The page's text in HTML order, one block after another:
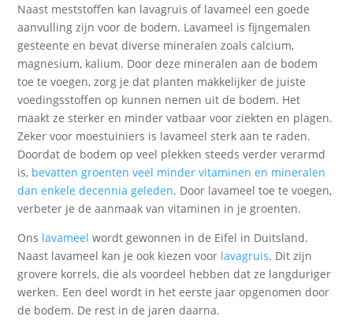
Naast meststoffen kan lavagruis of lavameel een goede
aanvulling zijn voor de bodem. Lavameel is fijngemalen
gesteente en bevat diverse mineralen zoals calcium,
magnesium, kalium. Door deze mineralen aan de bodem
toe te voegen, zorg je dat planten makkelijker de juiste
voedingsstoffen op kunnen nemen uit de bodem. Het
maakt ze sterker en minder vatbaar voor ziekten en plagen.
Zeker voor moestuiniers is lavameel sterk aan te raden.
Doordat de bodem op veel plekken steeds verder verarmd
is, bevatten groenten veel minder vitaminen en mineralen
dan enkele decennia geleden. Door lavameel toe te voegen,
verbeter je de aanmaak van vitaminen in je groenten.
Ons lavameel wordt gewonnen in de Eifel in Duitsland.
Naast lavameel kan je ook kiezen voor lavagruis. Dit zijn
grovere korrels, die als voordeel hebben dat ze langduriger
werken. Een deel wordt in het eerste jaar opgenomen door
de bodem. De rest in de jaren daarna.